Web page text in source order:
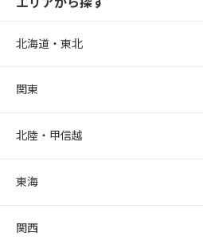
北海道・東北
関東
北陸・甲信越
東海
関西